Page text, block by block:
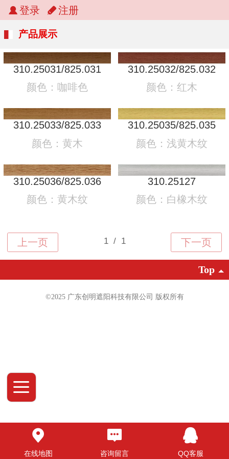
登录 注册
产品展示
310.25031/825.031
颜色：咖啡色
310.25032/825.032
颜色：红木
310.25033/825.033
颜色：黄木
310.25035/825.035
颜色：浅黄木纹
310.25036/825.036
颜色：黄木纹
310.25127
颜色：白橡木纹
Top
©2025 广东创明遮阳科技有限公司 版权所有
在线地图 咨询留言 QQ客服